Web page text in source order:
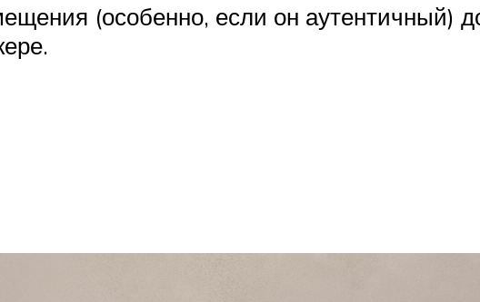
(особенно, если он аутентичный)